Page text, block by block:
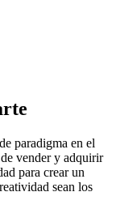
paradigma en el
vender y adquirir
para crear un
sean los